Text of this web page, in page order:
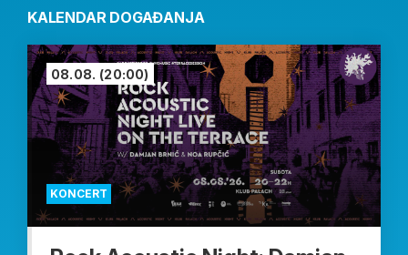
KALENDAR DOGAĐANJA
KONCERT
08.08. (20:00)